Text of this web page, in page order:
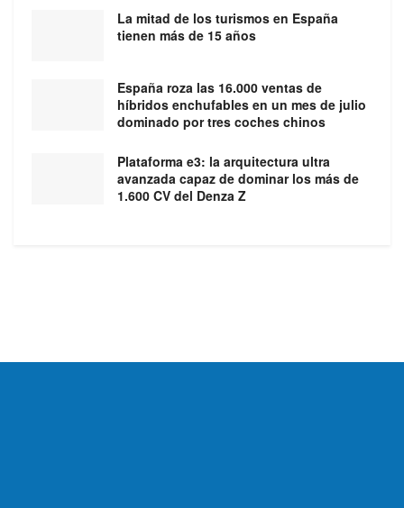
La mitad de los turismos en España
tienen más de 15 años
España roza las 16.000 ventas de
híbridos enchufables en un mes de julio
dominado por tres coches chinos
Plataforma e3: la arquitectura ultra
avanzada capaz de dominar los más de
1.600 CV del Denza Z